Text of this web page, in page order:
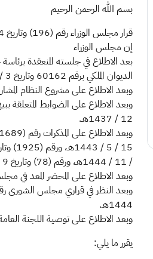
بسم الله الرحمن الرحيم
قرار مجلس الوزراء رقم (196) وتاريخ 1445/3/4هـ
إن مجلس الوزراء
بعد الاطلاع في جلسته المنعقدة
الديوان الملكي برقم 60162 وتاريخ 3 / 9 / 1444هـ، في شأن مشروع نظام بيع وتأجير مشروعات عقارية على الخارطة.
وبعد الاطلاع على مشروع النظام المشار
12 / 1437هـ.
/ 11 / 1444هـ، ورقم (78) وتاريخ 9 / 1 / 1445هـ، المعدة في هيئة الخبراء بمجلس الوزراء.
وبعد الاطلاع على المحضر المعد في مجلس الشؤون
1444هـ.
وبعد الاطلاع على توصية اللجنة العامة لمجلس الوزراء
يقرر ما يلي: